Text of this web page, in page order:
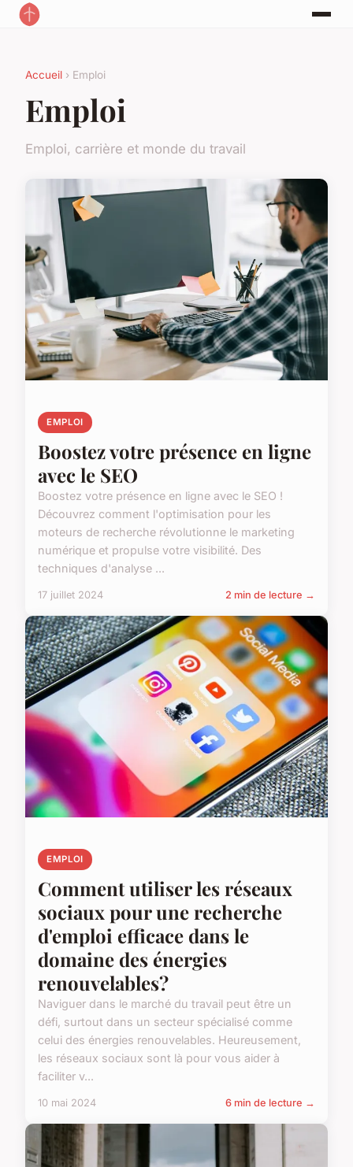
Accueil › Emploi
Emploi
Emploi, carrière et monde du travail
EMPLOI
Boostez votre présence en ligne
avec le SEO
Boostez votre présence en ligne avec le SEO !
Découvrez comment l'optimisation pour les
moteurs de recherche révolutionne le marketing
numérique et propulse votre visibilité. Des
techniques d'analyse ...
17 juillet 2024 2 min de lecture →
EMPLOI
Comment utiliser les réseaux
sociaux pour une recherche
d'emploi efficace dans le
domaine des énergies
renouvelables?
Naviguer dans le marché du travail peut être un
défi, surtout dans un secteur spécialisé comme
celui des énergies renouvelables. Heureusement,
les réseaux sociaux sont là pour vous aider à
faciliter v...
10 mai 2024 6 min de lecture →